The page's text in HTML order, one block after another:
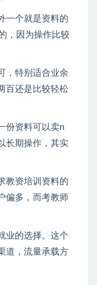
一个就是资料的
，因为操作比较
，特别适合业余
百还是比较轻松
份资料可以卖n
长期操作，其实
教资培训资料的
偏多，而考教师
业的选择。这个
道，流量承载方